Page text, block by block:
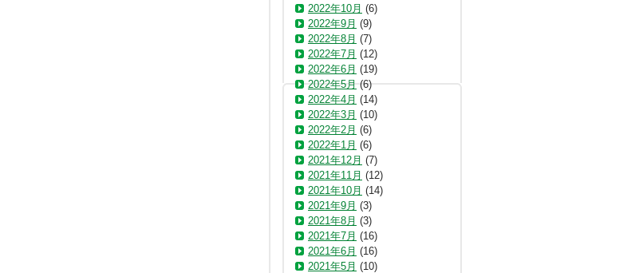
2022年10月 (6)
2022年9月 (9)
2022年8月 (7)
2022年7月 (12)
2022年6月 (19)
2022年5月 (6)
2022年4月 (14)
2022年3月 (10)
2022年2月 (6)
2022年1月 (6)
2021年12月 (7)
2021年11月 (12)
2021年10月 (14)
2021年9月 (3)
2021年8月 (3)
2021年7月 (16)
2021年6月 (16)
2021年5月 (10)